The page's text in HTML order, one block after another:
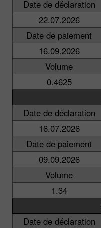
Date de déclaration
22.07.2026
Date de paiement
16.09.2026
Volume
0.4625
Date de déclaration
16.07.2026
Date de paiement
09.09.2026
Volume
1.34
Date de déclaration